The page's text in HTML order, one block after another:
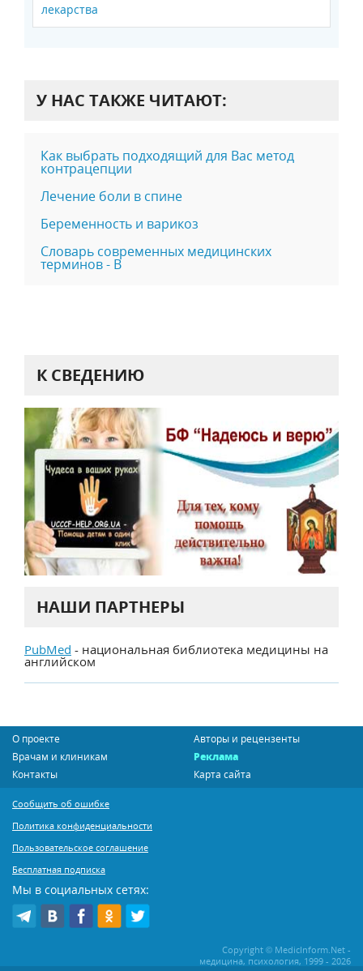
лекарства
У НАС ТАКЖЕ ЧИТАЮТ:
Как выбрать подходящий для Вас метод
контрацепции
Лечение боли в спине
Беременность и варикоз
Словарь современных медицинских
терминов - В
К СВЕДЕНИЮ
НАШИ ПАРТНЕРЫ
PubMed - национальная библиотека медицины на
английском
О проекте
Авторы и рецензенты
Врачам и клиникам
Реклама
Контакты
Карта сайта
Сообщить об ошибке
Политика конфиденциальности
Пользовательское соглашение
Бесплатная подписка
Мы в социальных сетях:
Copyright © MedicInform.Net -
медицина, психология, 1999 - 2026